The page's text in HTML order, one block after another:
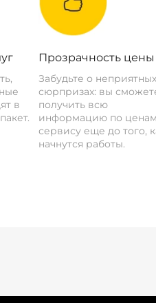
в
Прозрачность цены
Забудьте о неприятных
сюрпризах: вы
получить всю
информацию по
сервису еще до того,
начнутся работы.